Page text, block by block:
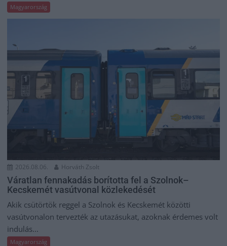
Magyarország
2026.08.06. Horváth Zsolt
Váratlan fennakadás borította fel a Szolnok–
Kecskemét vasútvonal közlekedését
Akik csütörtök reggel a Szolnok és Kecskemét közötti
vasútvonalon tervezték az utazásukat, azoknak érdemes volt
indulás...
Magyarország